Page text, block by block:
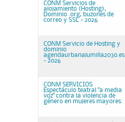
CONM Servicios de
alojamiento (Hosting),
Dominio .org, buzones de
correo y SSL - 2026
CONM Servicio de Hosting y
dominio
agendaurbanajumilla2030.es
- 2026
CONM SERVICIOS
Espectáculo teatral "a media
voz" contra la violencia de
género en mujeres mayores.